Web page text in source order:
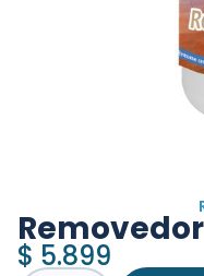
$ 5.899